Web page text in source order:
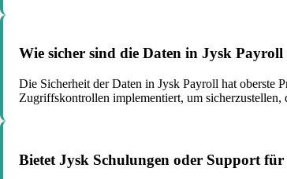
Wie sicher sind die Daten in Jysk
Die Sicherheit der Daten in Jysk Payroll hat oberste
Zugriffskontrollen implementiert, um sicherzustellen,
Bietet Jysk Schulungen oder Support